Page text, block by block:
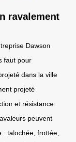
ravalement
Dawson
faut pour
dans la ville
projeté
et résistance
peuvent
talochée, frottée,